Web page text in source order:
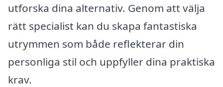
utforska dina alternativ. Genom att välja
rätt specialist kan du skapa fantastiska
utrymmen som både reflekterar din
personliga stil och uppfyller dina praktiska
krav.